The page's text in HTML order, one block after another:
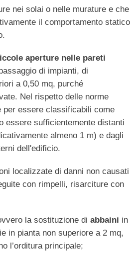
nei solai o nelle murature e che
il comportamento statico
aperture nelle pareti
di impianti, di
a 0,50 mq, purché
Nel rispetto delle norme
per essere classificabili come
essere sufficientemente distanti
almeno 1 m) e dagli
dell'edificio.
localizzate di danni non causati
con rimpelli, risarciture con
la sostituzione di abbaini in
in pianta non superiore a 2 mq,
l’orditura principale;